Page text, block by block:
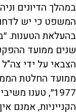
במהלך הדיונים
המשפט כי יש
שנים ממועד
ממועד החלטת
1977״, טענו
הקנייניות, אמנם